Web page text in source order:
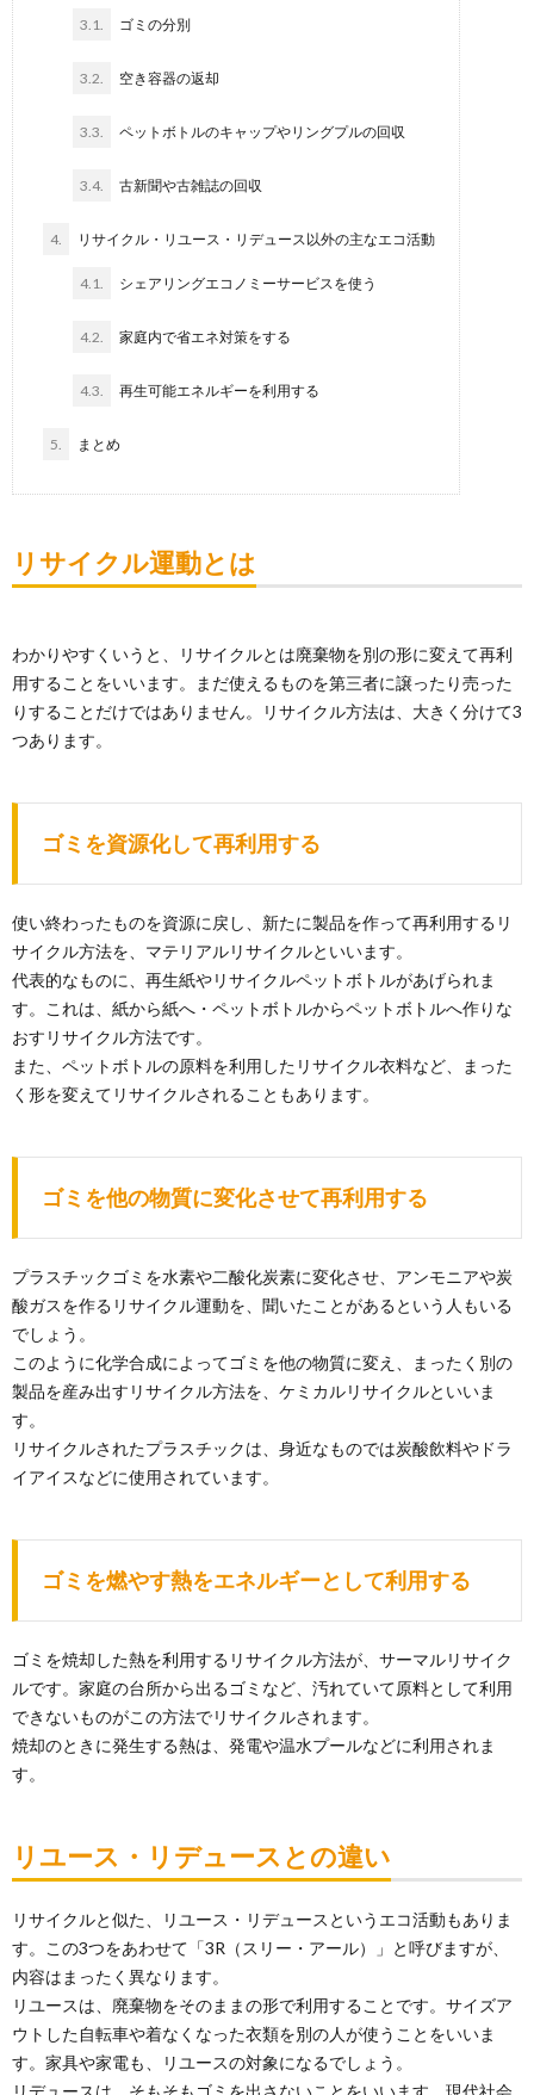
3.1. ゴミの分別
3.2. 空き容器の返却
3.3. ペットボトルのキャップやリングプルの回収
3.4. 古新聞や古雑誌の回収
4. リサイクル・リユース・リデュース以外の主なエコ活動
4.1. シェアリングエコノミーサービスを使う
4.2. 家庭内で省エネ対策をする
4.3. 再生可能エネルギーを利用する
5. まとめ
リサイクル運動とは
わかりやすくいうと、リサイクルとは廃棄物を別の形に変えて再利
用することをいいます。まだ使えるものを第三者に譲ったり売った
りすることだけではありません。リサイクル方法は、大きく分けて3
つあります。
ゴミを資源化して再利用する
使い終わったものを資源に戻し、新たに製品を作って再利用するリ
サイクル方法を、マテリアルリサイクルといいます。
代表的なものに、再生紙やリサイクルペットボトルがあげられま
す。これは、紙から紙へ・ペットボトルからペットボトルへ作りな
おすリサイクル方法です。
また、ペットボトルの原料を利用したリサイクル衣料など、まった
く形を変えてリサイクルされることもあります。
ゴミを他の物質に変化させて再利用する
プラスチックゴミを水素や二酸化炭素に変化させ、アンモニアや炭
酸ガスを作るリサイクル運動を、聞いたことがあるという人もいる
でしょう。
このように化学合成によってゴミを他の物質に変え、まったく別の
製品を産み出すリサイクル方法を、ケミカルリサイクルといいま
す。
リサイクルされたプラスチックは、身近なものでは炭酸飲料やドラ
イアイスなどに使用されています。
ゴミを燃やす熱をエネルギーとして利用する
ゴミを焼却した熱を利用するリサイクル方法が、サーマルリサイク
ルです。家庭の台所から出るゴミなど、汚れていて原料として利用
できないものがこの方法でリサイクルされます。
焼却のときに発生する熱は、発電や温水プールなどに利用されま
す。
リユース・リデュースとの違い
リサイクルと似た、リユース・リデュースというエコ活動もありま
す。この3つをあわせて「3R（スリー・アール）」と呼びますが、
内容はまったく異なります。
リユースは、廃棄物をそのままの形で利用することです。サイズア
ウトした自転車や着なくなった衣類を別の人が使うことをいいま
す。家具や家電も、リユースの対象になるでしょう。
リデュースは、そもそもゴミを出さないことをいいます。現代社会